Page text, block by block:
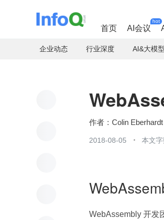
首页 AI会议
hot
企业动态 行业深度 AI&大模型
Colin Eberhardt
2018-08-05 本文
WebAssembly 开发